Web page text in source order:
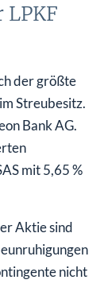
der größte
Streubesitz.
Bank AG.
mit 5,65 %
Aktie sind
nicht